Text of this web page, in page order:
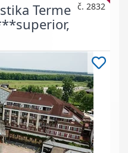
č. 2832
Terme